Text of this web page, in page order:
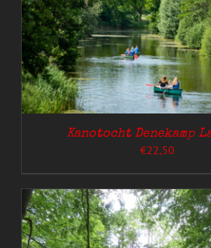
Kanotocht Denekamp
€22,50